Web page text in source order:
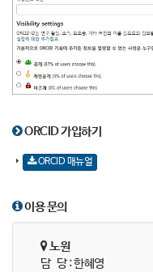
ORCID 가입하기
ORCID 매뉴얼
이용 문의
노원
담 당 : 한혜영